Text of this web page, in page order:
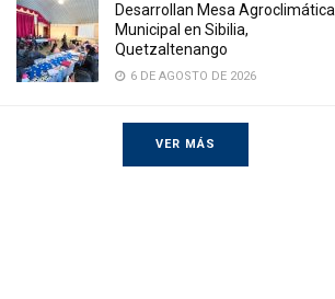
Desarrollan Mesa Agroclimática
Municipal en Sibilia,
Quetzaltenango
6 DE AGOSTO DE 2026
VER MÁS